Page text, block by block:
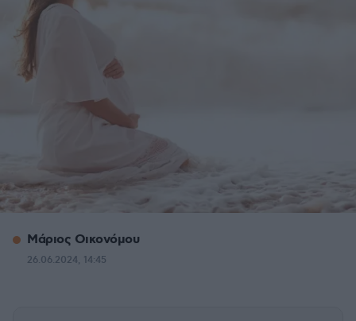
Μάριος Οικονόμου
26.06.2024, 14:45